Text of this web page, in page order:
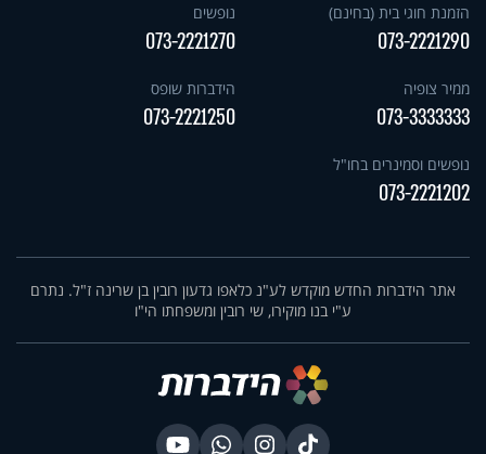
הזמנת חוגי בית (בחינם)
073-2221290
נופשים
073-2221270
ממיר צופיה
073-3333333
הידברות שופס
073-2221250
נופשים וסמינרים בחו"ל
073-2221202
אתר הידברות החדש מוקדש לע"נ כלאפו גדעון רובין בן שרינה ז"ל. נתרם
ע"י בנו מוקירו, שי רובין ומשפחתו הי"ו